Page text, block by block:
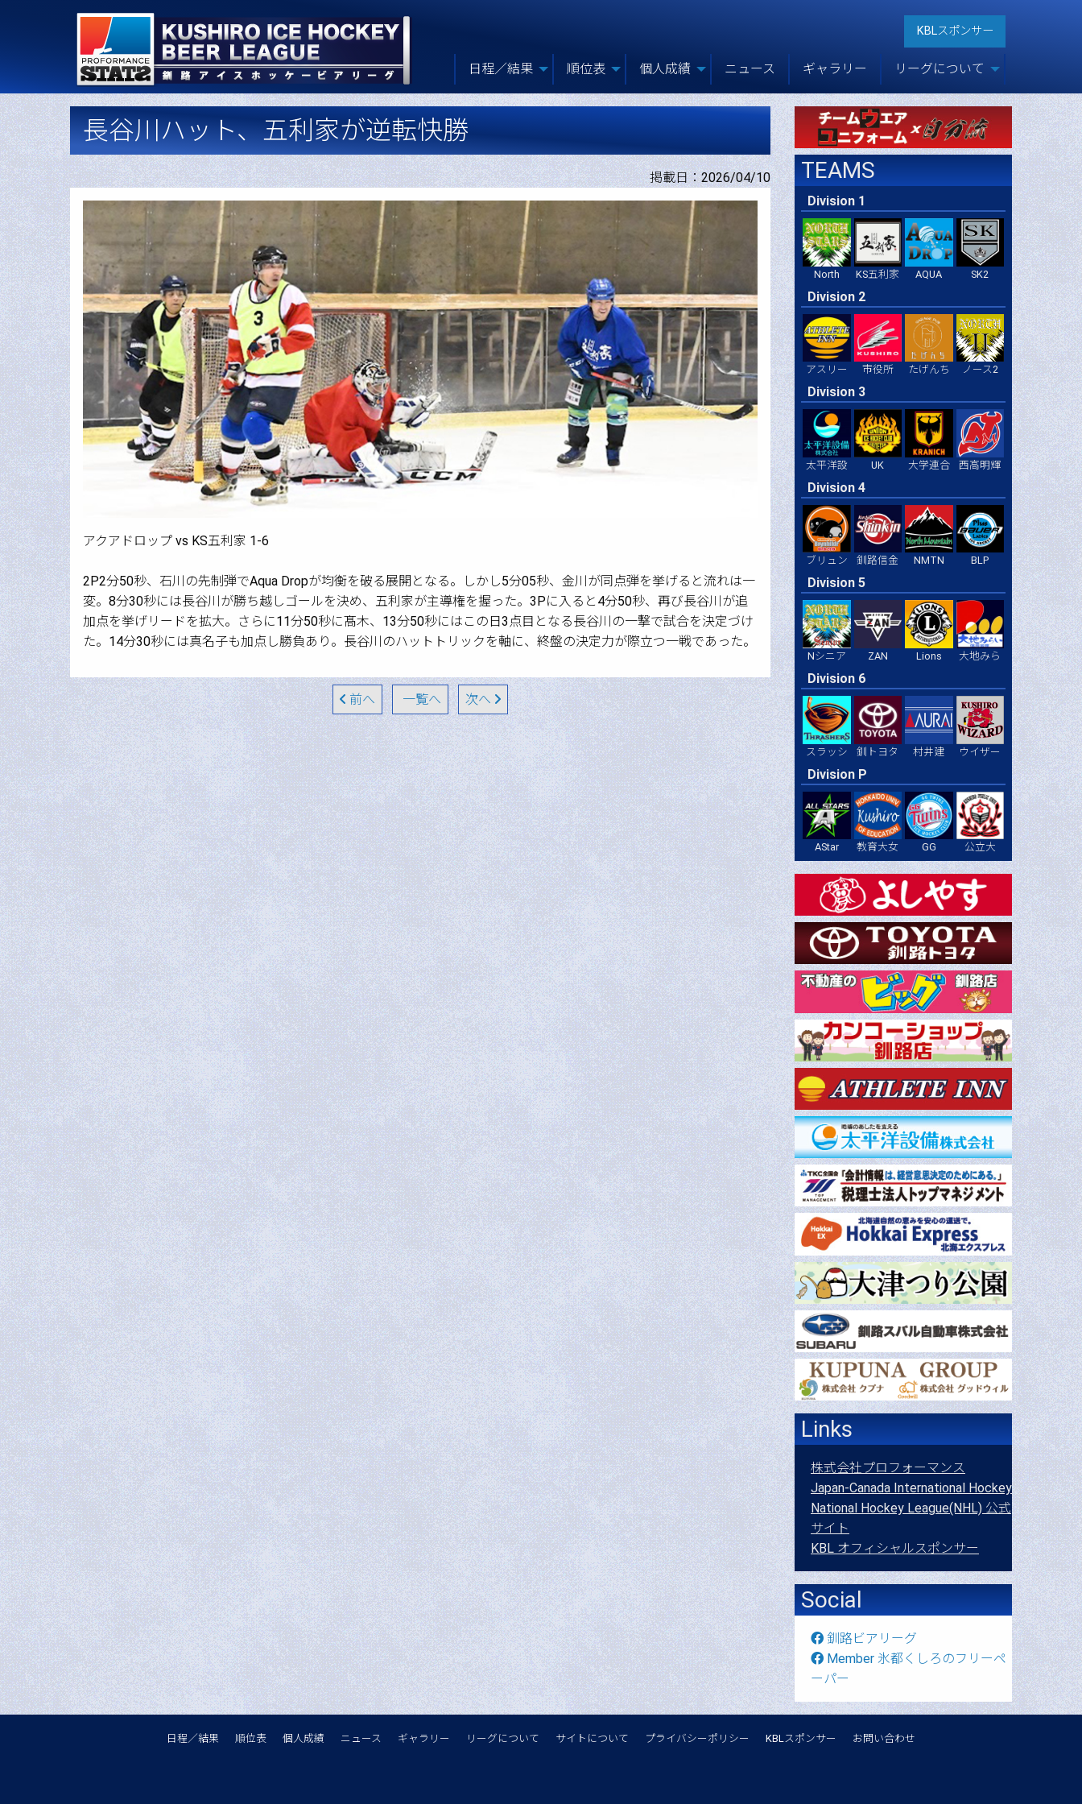
KBLスポンサー
日程／結果 順位表 個人成績 ニュース ギャラリー リーグについて
長谷川ハット、五利家が逆転快勝
掲載日：2026/04/10
アクアドロップ vs KS五利家 1-6
2P2分50秒、石川の先制弾でAqua Dropが均衡を破る展開となる。しかし5分05秒、金川が同点弾を挙げると流れは一
変。8分30秒には長谷川が勝ち越しゴールを決め、五利家が主導権を握った。3Pに入ると4分50秒、再び長谷川が追
加点を挙げリードを拡大。さらに11分50秒に髙木、13分50秒にはこの日3点目となる長谷川の一撃で試合を決定づけ
た。14分30秒には真名子も加点し勝負あり。長谷川のハットトリックを軸に、終盤の決定力が際立つ一戦であった。
前へ 一覧へ 次へ
TEAMS
Division 1
North KS五利家 AQUA SK2
Division 2
アスリー 市役所 たげんち ノース2
Division 3
太平洋設 UK 大学連合 西高明輝
Division 4
ブリュン 釧路信金 NMTN BLP
Division 5
Nシニア ZAN Lions 大地みら
Division 6
スラッシ 釧トヨタ 村井建 ウイザー
Division P
AStar 教育大女 GG 公立大
Links
株式会社プロフォーマンス
Japan-Canada International Hockey
National Hockey League(NHL) 公式
サイト
KBL オフィシャルスポンサー
Social
釧路ビアリーグ
Member 氷都くしろのフリーペ
ーパー
日程／結果 順位表 個人成績 ニュース ギャラリー リーグについて サイトについて プライバシーポリシー KBLスポンサー お問い合わせ